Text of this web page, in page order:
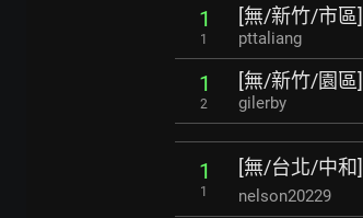
1
1
[無/新竹/市區
pttaliang
1
2
[無/新竹/園
gilerby
1
1
[無/台北/中和
nelson20229